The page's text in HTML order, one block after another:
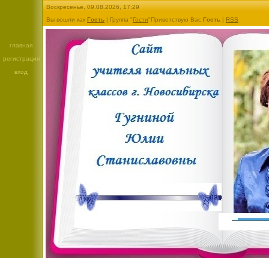
главная
регистрация
вход
Воскресенье, 09.08.2026, 17:29
Вы вошли как Гость | Группа "Гости"Приветствую Вас Гость | RSS